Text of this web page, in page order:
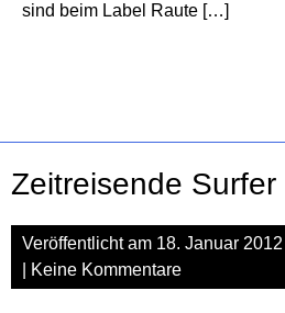
sind beim Label Raute […]
Zeitreisende Surfer
Veröffentlicht am 18. Januar 2012
Keine Kommentare